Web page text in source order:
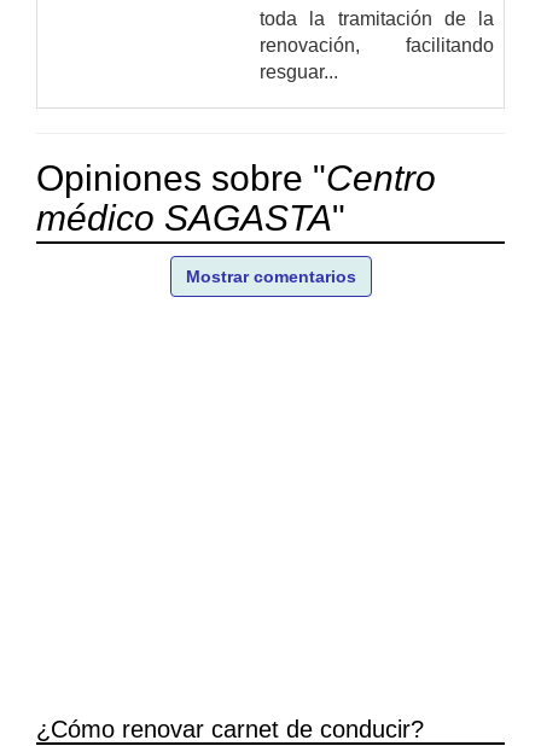
toda la tramitación de la
renovación, facilitando
resguar...
Opiniones sobre "Centro
médico SAGASTA"
Mostrar comentarios
¿Cómo renovar carnet de conducir?